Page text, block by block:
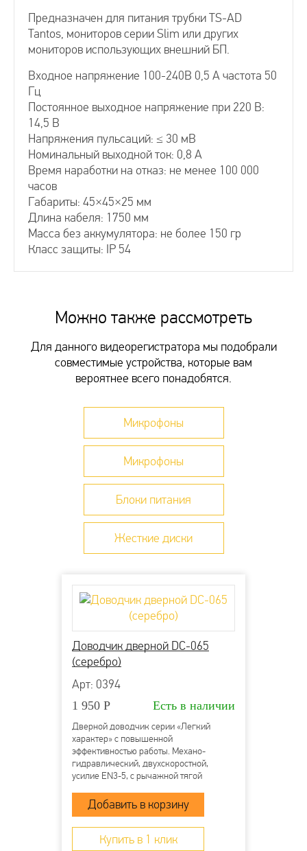
Предназначен для питания трубки TS-AD
Tantos, мониторов серии Slim или других
мониторов использующих внешний БП.
Входное напряжение 100-240В 0,5 А частота 50
Гц
Постоянное выходное напряжение при 220 В:
14,5 В
Напряжения пульсаций: ≤ 30 мВ
Номинальный выходной ток: 0,8 А
Время наработки на отказ: не менее 100 000
часов
Габариты: 45×45×25 мм
Длина кабеля: 1750 мм
Масса без аккумулятора: не более 150 гр
Класс защиты: IP 54
Самовывоз в Москве
Самовывоз в пунктах выдачи заказов СДЭК
Доставка транспортными компаниями
Доставка курьером Достависта
Более детально со способами доставки можно
СПОСОБЫ ОПЛАТЫ
Оплата наличными при получении товара
Оплата наличными курьеру при получении
Оплата по счету для юридических лиц
Банковский перевод на карту
Более детально со способами доставки можно
ознакомитьсяздесь
Можно также рассмотреть
Для данного видеорегистратора мы подобрали
совместимые устройства, которые вам
вероятнее всего понадобятся.
Микрофоны
Микрофоны
Блоки питания
Жесткие диски
Доводчик дверной DC-065
(серебро)
Арт: 0394
1 950 Р Есть в наличии
Дверной доводчик серии «Легкий
характер» с повышенной
эффективностью работы. Механо-
гидравлический, двухскоростной,
усилие EN3-5, с рычажной тягой
Купить в 1 клик